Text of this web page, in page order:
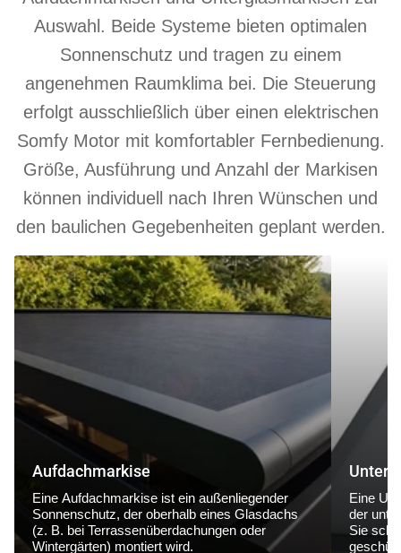
Auswahl. Beide Systeme bieten optimalen
Sonnenschutz und tragen zu einem
angenehmen Raumklima bei. Die Steuerung
erfolgt ausschließlich über einen elektrischen
Somfy Motor mit komfortabler Fernbedienung.
Größe, Ausführung und Anzahl der Markisen
können individuell nach Ihren Wünschen und
den baulichen Gegebenheiten geplant werden.
Aufdachmarkise
Aufdachmarkise
Eine Aufdachmarkise ist ein außenliegender
Sonnenschutz, der oberhalb eines Glasdachs
(z. B. bei Terrassenüberdachungen oder
Wintergärten) montiert wird.
Eine
der
Sie